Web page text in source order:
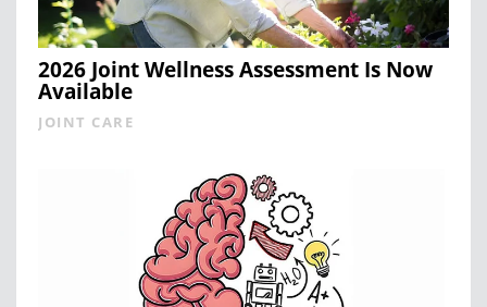
2026 Joint Wellness Assessment Is Now
Available
JOINT CARE